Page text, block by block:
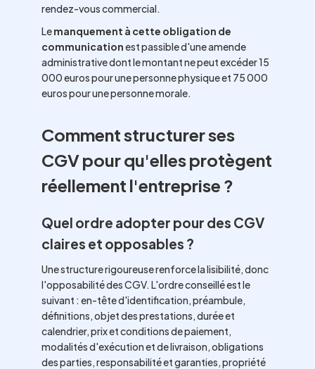
rendez-vous commercial.
Lemanquement à cette obligation de
communicationest passible d'une amende
administrative dont le montant ne peut excéder 15
000 euros pour une personne physique et 75 000
euros pour une personne morale.
Comment structurer ses
CGV pour qu'elles protègent
réellement l'entreprise ?
Quel ordre adopter pour des CGV
claires et opposables ?
Une structure rigoureuse renforce la lisibilité, donc
l'opposabilité des CGV. L'ordre conseillé est le
suivant : en-tête d'identification, préambule,
définitions, objet des prestations, durée et
calendrier, prix et conditions de paiement,
modalités d'exécution et de livraison, obligations
des parties, responsabilité et garanties, propriété